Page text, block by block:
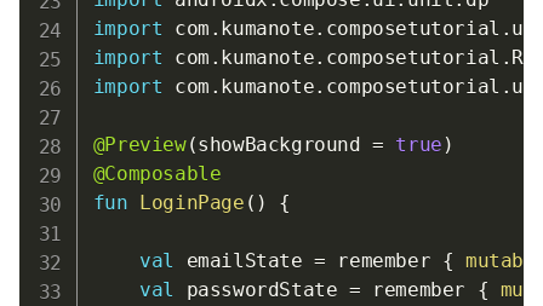
import com . kumanote. composetutorial . ui
import com . kumanote. composetutorial .
import com . kumanote. composetutorial . ui
@Preview(showBackground = true )
@Composable
fun
LoginPage ( ) {
val emailState = remember {
val
passwordState = remember {